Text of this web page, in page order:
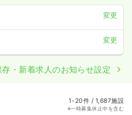
変更
変更
・新着求人のお知らせ設定
1-20件 / 1,687施設
※一時募集休止中を含む